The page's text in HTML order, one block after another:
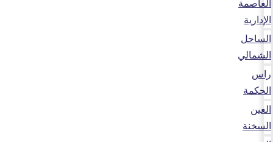
الإدارية
الساحل
الشمالي
راس
الحكمة
العين
السخنة